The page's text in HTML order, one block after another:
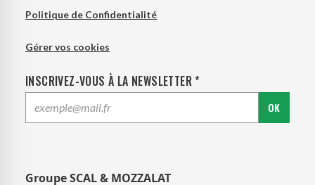
Politique de Confidentialité
Gérer vos cookies
INSCRIVEZ-VOUS À LA NEWSLETTER *
OK
Groupe SCAL & MOZZALAT